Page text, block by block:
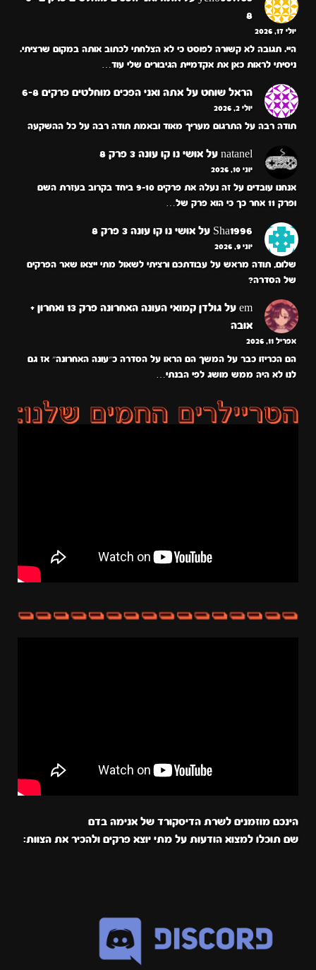
8
יולי 17, 2026
היי. תגובה לא קשורה לפוסט כי לא הצלחתי לכתוב אותה במקום שרציתי.
ניסיתי לראות כאן את אקדמיית הגיבורים שלי עוד…
הראל שוחט על אתה ואני הפכים מוחלטים פרקים 6-8
יולי 2, 2026
תודה רבה על התרגום מעריך מאוד ובאמת תודה רבה על כל ההשקעה
natanel על אושי נו קו עונה 3 פרק 8
יוני 10, 2026
אנחנו עובדים על זה נעלה את פרקים 9-10 ביחד בקרוב בעזרת השם
ופרק 11 אחר כך כי הוא פרק של…
Sha1996 על אושי נו קו עונה 3 פרק 8
יוני 9, 2026
שלום, תודה מראש על עבודתכם ורציתי לשאול מתי ייצאו שאר הפרקים
של הסדרה?
em על
גולדן קמואי העונה האחרונה פרק 13 ואחרון +
אובה
אפריל 11, 2026
הם הכריזו כבר על המשך הם הראו על הסדרה כ״עונה האחרונה״ אז גם
לנו לא היה ממש מושג לפי הבנתי…
הינכם מוזמנים לשרת הדיסקורד של אנימה בדם
שם תוכלו למצוא הודעות על מתי יוצא פרקים ולהכיר את הצוות: